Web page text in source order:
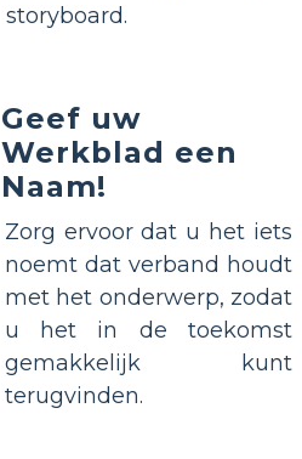
storyboard.
Geef uw
Werkblad een
Naam!
Zorg ervoor dat u het iets
noemt dat verband houdt
met het onderwerp, zodat
u het in de toekomst
gemakkelijk kunt
terugvinden.